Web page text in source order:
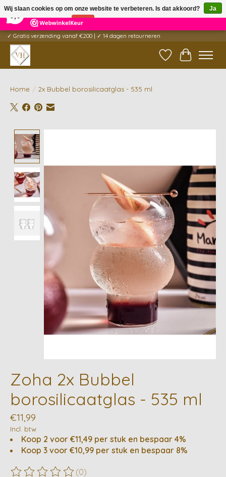
5 Reviews ×
✓ Gratis verzending vanaf €200 | ✓ 14 dagen retourneren
Verlanglijst
Home / 2x Bubbel borosilicaatglas - 535 ml
Zoha 2x Bubbel
borosilicaatglas - 535 ml
€11,99
Incl. btw
Koop 2 voor €11,49 per stuk en bespaar 4%
Koop 3 voor €10,99 per stuk en bespaar 8%
(0)
Wij slaan cookies op om onze website te verbeteren. Is dat akkoord?
Ja
Nee